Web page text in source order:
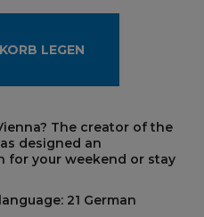
LEGEN
The creator of the
designed an
for your weekend or stay
21 German